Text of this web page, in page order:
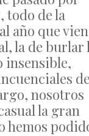
todo de la
año que
la de burlar
insensible,
nosotros
la gran
hemos